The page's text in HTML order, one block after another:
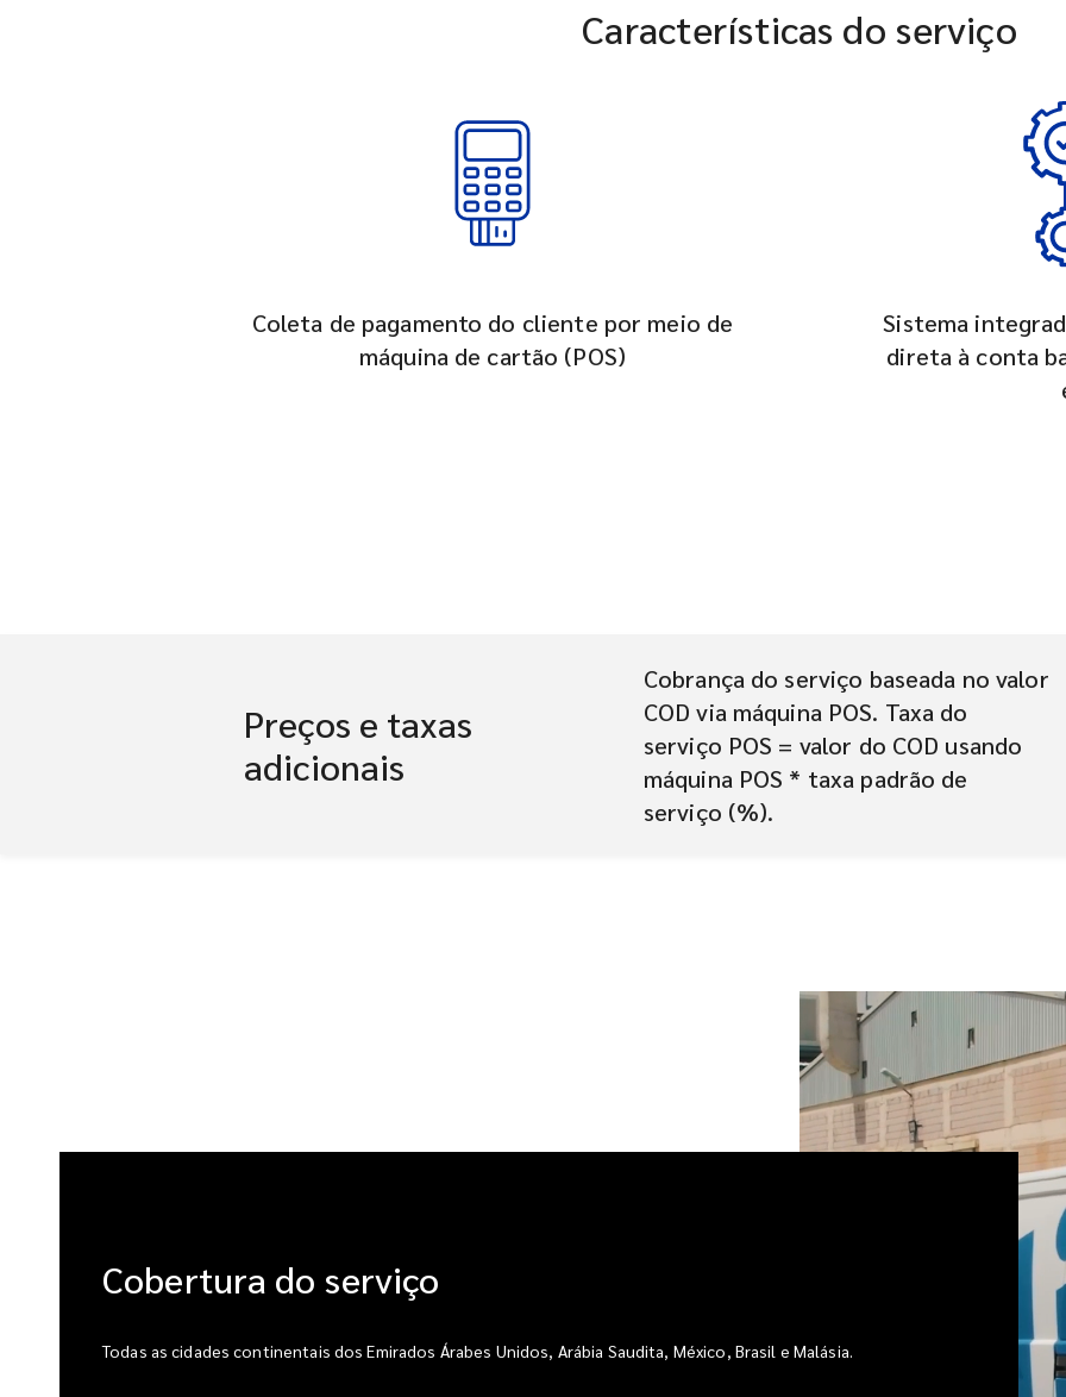
Características do serviço
Coleta de pagamento do cliente por meio de
máquina de cartão (POS)
Sistema
direta à conta
Preços e taxas
adicionais
Cobrança do serviço baseada no valor
COD via máquina POS. Taxa do
serviço POS = valor do COD usando
máquina POS * taxa padrão de
serviço (%).
Cobertura do serviço
Todas as cidades continentais dos Emirados Árabes Unidos, Arábia Saudita, México, Brasil e Malásia.